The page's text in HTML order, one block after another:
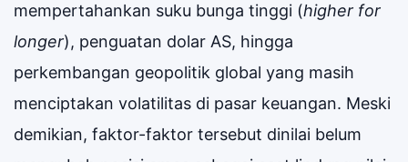
mempertahankan suku bunga tinggi (higher for
longer), penguatan dolar AS, hingga
perkembangan geopolitik global yang masih
menciptakan volatilitas di pasar keuangan. Meski
demikian, faktor-faktor tersebut dinilai belum